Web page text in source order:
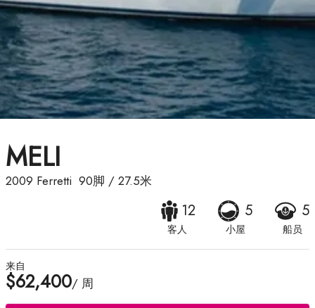
MELI
2009 Ferretti 90脚 / 27.5米
12
客人
5
小屋
5
船员
来自
$62,400/ 周